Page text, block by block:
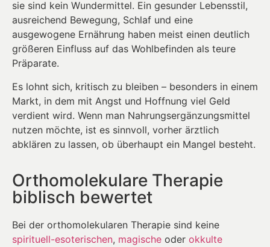
sie sind kein Wundermittel. Ein gesunder Lebensstil,
ausreichend Bewegung, Schlaf und eine
ausgewogene Ernährung haben meist einen deutlich
größeren Einfluss auf das Wohlbefinden als teure
Präparate.
Es lohnt sich, kritisch zu bleiben – besonders in einem
Markt, in dem mit Angst und Hoffnung viel Geld
verdient wird. Wenn man Nahrungsergänzungsmittel
nutzen möchte, ist es sinnvoll, vorher ärztlich
abklären zu lassen, ob überhaupt ein Mangel besteht.
Orthomolekulare Therapie
biblisch bewertet
Bei der orthomolekularen Therapie sind keine
spirituell-esoterischen, magische oder okkulte